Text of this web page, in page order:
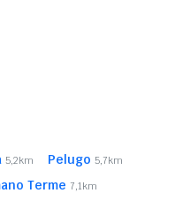
5,2km Pelugo 5,7km
Terme 7,1km